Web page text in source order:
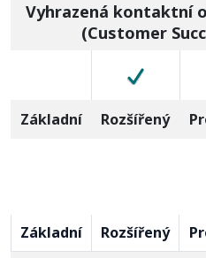
Vyhrazená kontaktní
(Customer
Základní Rozšířený
Základní Rozšířený